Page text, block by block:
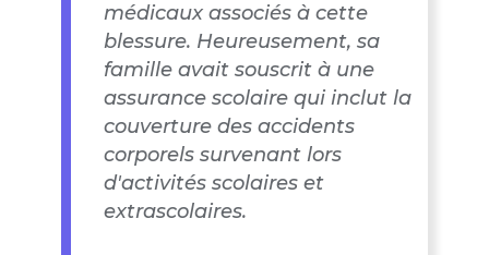
médicaux associés à cette
blessure. Heureusement, sa
famille avait souscrit à une
assurance scolaire qui inclut la
couverture des accidents
corporels survenant lors
d'activités scolaires et
extrascolaires.